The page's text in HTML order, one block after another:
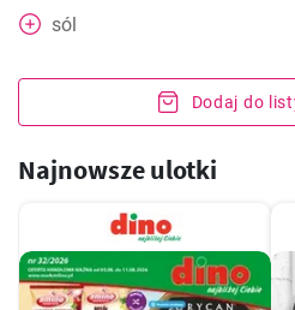
sól
Dodaj do
Najnowsze ulotki